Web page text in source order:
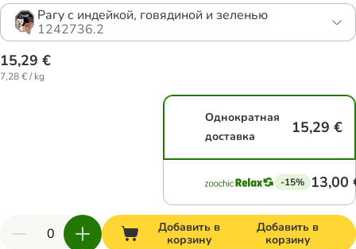
Рагу с индейкой, говядиной и зеленью
1242736.2
15,29 €
7,28 € / kg
Однократная
доставка
15,29 €
-15% 13,00
Добавить в
корзину
Добавить в
корзину